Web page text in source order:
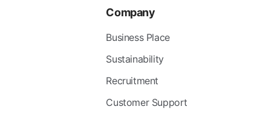
Company
Business Place
Sustainability
Recruitment
Customer Support